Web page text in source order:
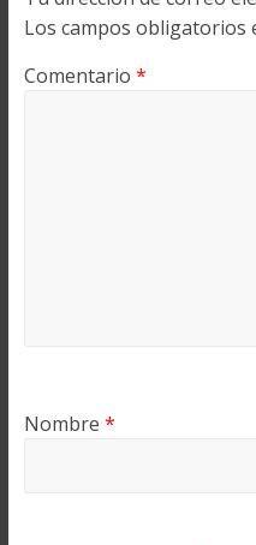
Los campos obligatorios
Comentario *
Nombre *